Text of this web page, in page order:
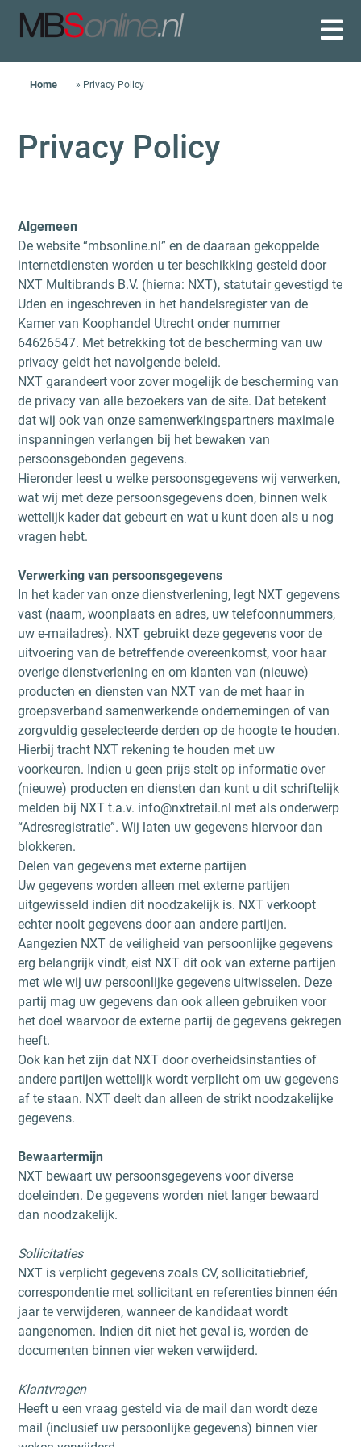
Home » Privacy Policy
Privacy Policy
Algemeen
De website “mbsonline.nl” en de daaraan gekoppelde
internetdiensten worden u ter beschikking gesteld door
NXT Multibrands B.V. (hierna: NXT), statutair gevestigd te
Uden en ingeschreven in het handelsregister van de
Kamer van Koophandel Utrecht onder nummer
64626547. Met betrekking tot de bescherming van uw
privacy geldt het navolgende beleid.
NXT garandeert voor zover mogelijk de bescherming van
de privacy van alle bezoekers van de site. Dat betekent
dat wij ook van onze samenwerkingspartners maximale
inspanningen verlangen bij het bewaken van
persoonsgebonden gegevens.
Hieronder leest u welke persoonsgegevens wij verwerken,
wat wij met deze persoonsgegevens doen, binnen welk
wettelijk kader dat gebeurt en wat u kunt doen als u nog
vragen hebt.
Verwerking van persoonsgegevens
In het kader van onze dienstverlening, legt NXT gegevens
vast (naam, woonplaats en adres, uw telefoonnummers,
uw e-mailadres). NXT gebruikt deze gegevens voor de
uitvoering van de betreffende overeenkomst, voor haar
overige dienstverlening en om klanten van (nieuwe)
producten en diensten van NXT van de met haar in
groepsverband samenwerkende ondernemingen of van
zorgvuldig geselecteerde derden op de hoogte te houden.
Hierbij tracht NXT rekening te houden met uw
voorkeuren. Indien u geen prijs stelt op informatie over
(nieuwe) producten en diensten dan kunt u dit schriftelijk
melden bij NXT t.a.v. info@nxtretail.nl met als onderwerp
“Adresregistratie”. Wij laten uw gegevens hiervoor dan
blokkeren.
Delen van gegevens met externe partijen
Uw gegevens worden alleen met externe partijen
uitgewisseld indien dit noodzakelijk is. NXT verkoopt
echter nooit gegevens door aan andere partijen.
Aangezien NXT de veiligheid van persoonlijke gegevens
erg belangrijk vindt, eist NXT dit ook van externe partijen
met wie wij uw persoonlijke gegevens uitwisselen. Deze
partij mag uw gegevens dan ook alleen gebruiken voor
het doel waarvoor de externe partij de gegevens gekregen
heeft.
Ook kan het zijn dat NXT door overheidsinstanties of
andere partijen wettelijk wordt verplicht om uw gegevens
af te staan. NXT deelt dan alleen de strikt noodzakelijke
gegevens.
Bewaartermijn
NXT bewaart uw persoonsgegevens voor diverse
doeleinden. De gegevens worden niet langer bewaard
dan noodzakelijk.
Sollicitaties
NXT is verplicht gegevens zoals CV, sollicitatiebrief,
correspondentie met sollicitant en referenties binnen één
jaar te verwijderen, wanneer de kandidaat wordt
aangenomen. Indien dit niet het geval is, worden de
documenten binnen vier weken verwijderd.
Klantvragen
Heeft u een vraag gesteld via de mail dan wordt deze
mail (inclusief uw persoonlijke gegevens) binnen vier